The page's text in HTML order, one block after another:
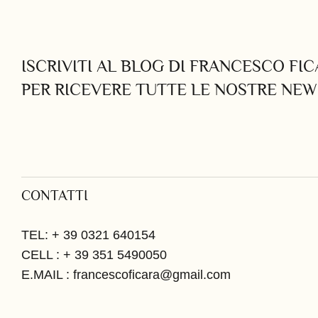
ISCRIVITI AL BLOG DI FRANCESCO
PER RICEVERE TUTTE LE NOSTRE
CONTATTI
TEL: + 39 0321 640154
CELL : + 39 351 5490050
E.MAIL : francescoficara@gmail.com